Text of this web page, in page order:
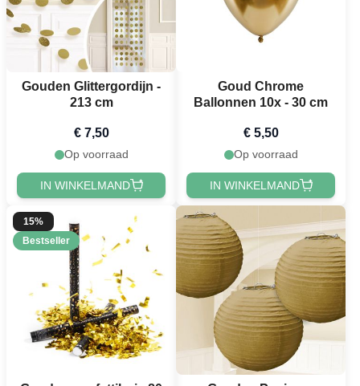
Gouden Glittergordijn -
213 cm
€ 7,50
Op voorraad
IN WINKELMAND
Goud Chrome
Ballonnen 10x - 30 cm
€ 5,50
Op voorraad
IN WINKELMAND
15%
Bestseller